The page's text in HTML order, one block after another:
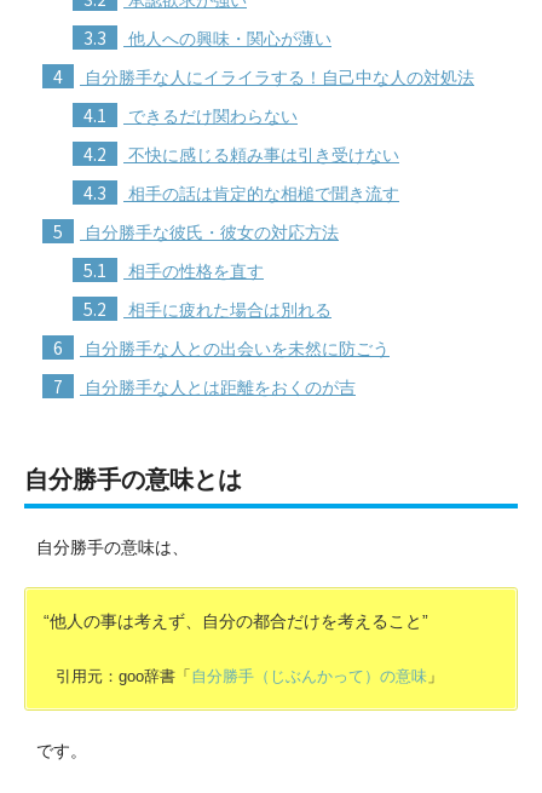
3.3 他人への興味・関心が薄い
4 自分勝手な人にイライラする！自己中な人の対処法
4.1 できるだけ関わらない
4.2 不快に感じる頼み事は引き受けない
4.3 相手の話は肯定的な相槌で聞き流す
5 自分勝手な彼氏・彼女の対応方法
5.1 相手の性格を直す
5.2 相手に疲れた場合は別れる
6 自分勝手な人との出会いを未然に防ごう
7 自分勝手な人とは距離をおくのが吉
自分勝手の意味とは
自分勝手の意味は、
“他人の事は考えず、自分の都合だけを考えること”
引用元：goo辞書「 自分勝手（じぶんかって）の意味 」
です。